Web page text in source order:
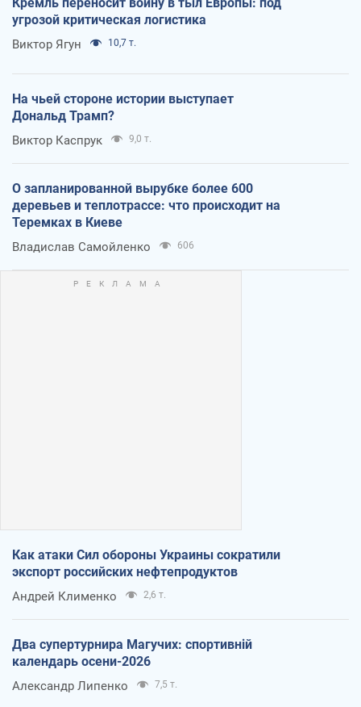
угрозой критическая логистика
Виктор Ягун 10,7 т.
На чьей стороне истории выступает
Дональд Трамп?
Виктор Каспрук 9,0 т.
О запланированной вырубке более 600
деревьев и теплотрассе: что происходит на
Теремках в Киеве
Владислав Самойленко 606
Как атаки Сил обороны Украины сократили
экспорт российских нефтепродуктов
Андрей Клименко 2,6 т.
Два супертурнира Магучих: спортивній
календарь осени-2026
Александр Липенко 7,5 т.